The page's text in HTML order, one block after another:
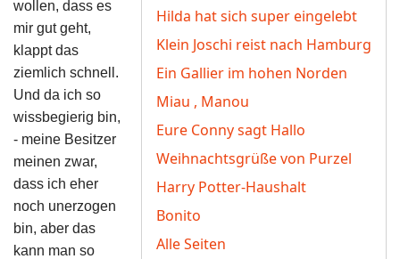
Hilda hat sich super eingelebt
Klein Joschi reist nach Hamburg
Ein Gallier im hohen Norden
Miau , Manou
Eure Conny sagt Hallo
Weihnachtsgrüße von Purzel
Harry Potter-Haushalt
Bonito
Alle Seiten
wollen, dass es
mir gut geht,
klappt das
ziemlich schnell.
Und da ich so
wissbegierig bin,
- meine Besitzer
meinen zwar,
dass ich eher
noch unerzogen
bin, aber das
kann man so